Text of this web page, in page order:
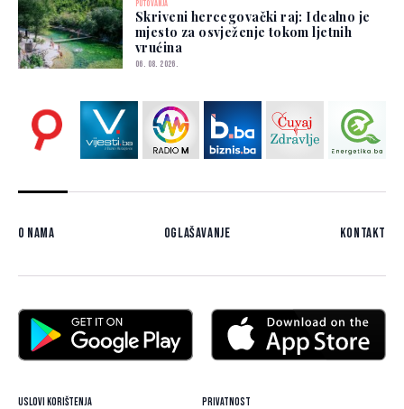
PUTOVANJA
Skriveni hercegovački raj: Idealno je
mjesto za osvježenje tokom ljetnih
vrućina
06. 08. 2026.
O nama Oglašavanje Kontakt
Uslovi korištenja Privatnost